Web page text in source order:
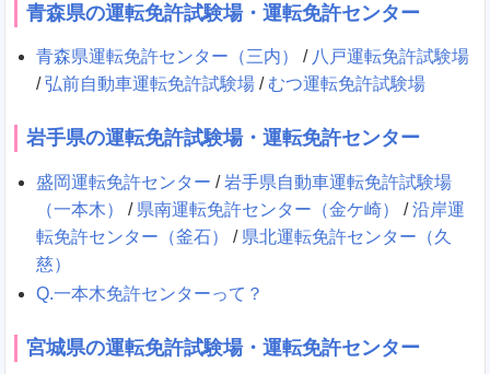
青森県の運転免許試験場・運転免許センター
青森県運転免許センター（三内） / 八戸運転免許試験場
/弘前自動車運転免許試験場 / むつ運転免許試験場
岩手県の運転免許試験場・運転免許センター
盛岡運転免許センター /岩手県自動車運転免許試験場
（一本木）
/ 県南運転免許センター（金ケ崎） /沿岸運
転免許センター（釜石）
/ 県北運転免許センター（久
慈）
Q.一本木免許センターって？
宮城県の運転免許試験場・運転免許センター